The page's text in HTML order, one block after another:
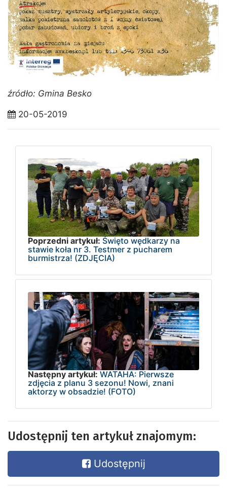
źródło: Gmina Besko
20-05-2019
Poprzedni artykuł: Święto wędkarzy na
stawie koła nr 3. Testmer z pucharem
burmistrza! (ZDJĘCIA)
Następny artykuł: WATAHA: Pierwsze
zdjęcia z planu 3 sezonu! Nowi, znani
aktorzy w obsadzie! (FOTO)
Udostępnij ten artykuł znajomym:
Udostępnij